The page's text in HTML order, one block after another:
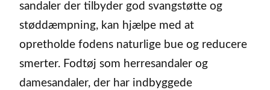
sandaler der tilbyder god svangstøtte og
støddæmpning, kan hjælpe med at
opretholde fodens naturlige bue og reducere
smerter. Fodtøj som herresandaler og
damesandaler, der har indbyggede